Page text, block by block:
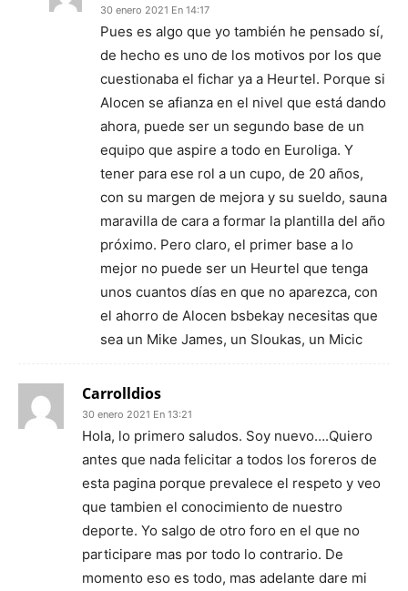
30 enero 2021 En 14:17
Pues es algo que yo también he pensado sí,
de hecho es uno de los motivos por los que
cuestionaba el fichar ya a Heurtel. Porque si
Alocen se afianza en el nivel que está dando
ahora, puede ser un segundo base de un
equipo que aspire a todo en Euroliga. Y
tener para ese rol a un cupo, de 20 años,
con su margen de mejora y su sueldo, sauna
maravilla de cara a formar la plantilla del año
próximo. Pero claro, el primer base a lo
mejor no puede ser un Heurtel que tenga
unos cuantos días en que no aparezca, con
el ahorro de Alocen bsbekay necesitas que
sea un Mike James, un Sloukas, un Micic
Carrolldios
30 enero 2021 En 13:21
Hola, lo primero saludos. Soy nuevo….Quiero
antes que nada felicitar a todos los foreros de
esta pagina porque prevalece el respeto y veo
que tambien el conocimiento de nuestro
deporte. Yo salgo de otro foro en el que no
participare mas por todo lo contrario. De
momento eso es todo, mas adelante dare mi